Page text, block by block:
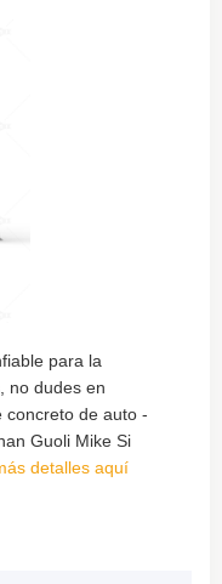
para la
no dudes en
concreto de auto -
Guoli Mike Si
detalles aquí